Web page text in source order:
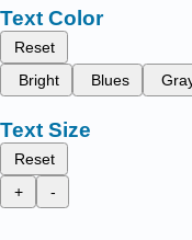
Text Color
Reset
Bright
Blues
Text Size
Reset
+
-